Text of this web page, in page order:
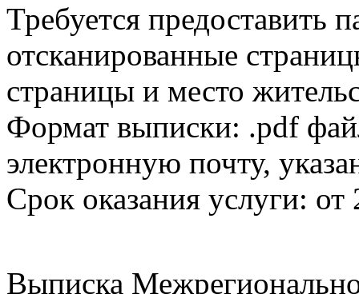
Требуется предоставить
отсканированные
страницы и место
Формат выписки: .pdf
электронную почту,
Срок оказания услуги: от
Выписка